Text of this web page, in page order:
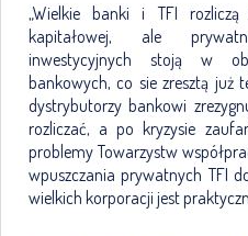
„Wielkie banki i TFI
kapitałowej, ale
inwestycyjnych stoją w
bankowych, co sie zresztą już
dystrybutorzy bankowi
rozliczać, a po kryzysie
problemy Towarzystw
wpuszczania prywatnych TFI
wielkich korporacji jest